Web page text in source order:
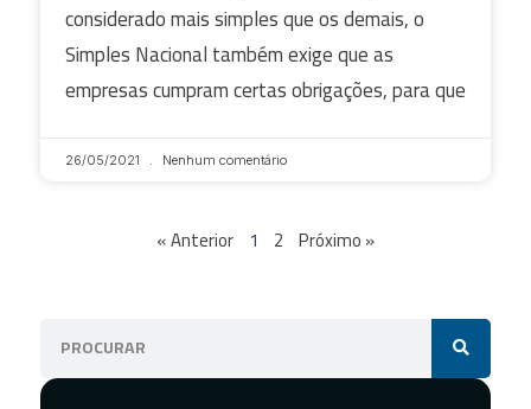
considerado mais simples que os demais, o
Simples Nacional também exige que as
empresas cumpram certas obrigações, para que
26/05/2021 Nenhum comentário
« Anterior 1 2 Próximo »